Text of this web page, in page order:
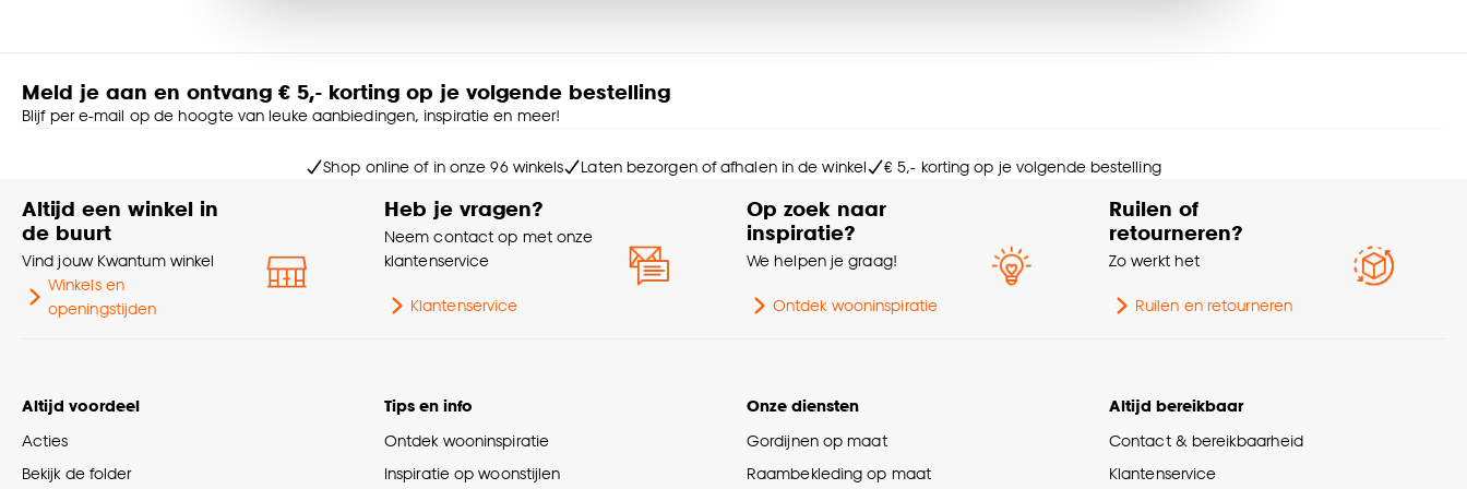
Gewicht 0.648 Kg
28 CM
1 Stk
Meld je aan en ontvang € 5,- korting op je volgende bestelling
Blijf per e-mail op de hoogte van leuke aanbiedingen, inspiratie en meer!
Shop online of in onze 96 winkels Laten bezorgen of afhalen in de winkel € 5,- korting op je volgende bestelling
Altijd een winkel in
de buurt
Vind jouw Kwantum winkel
Winkels en
openingstijden
Heb je vragen?
Neem contact op met onze
klantenservice
Klantenservice
Op zoek naar
inspiratie?
We helpen je graag!
Ontdek wooninspiratie
Ruilen of
retourneren?
Zo werkt het
Ruilen en retourneren
Altijd voordeel
Acties
Bekijk de folder
Tips en info
Ontdek wooninspiratie
Inspiratie op woonstijlen
Onze diensten
Gordijnen op maat
Raambekleding op maat
Altijd bereikbaar
Contact & bereikbaarheid
Klantenservice